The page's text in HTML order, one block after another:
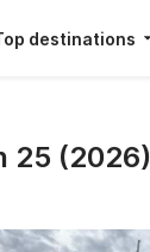
destinations
25 (2026)